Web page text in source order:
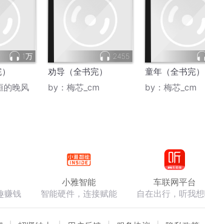
1万
的晚风
2455
劝导（全书完）
by： 梅芯_cm
童年（全书完）
by： 梅芯_cm
赚钱
小雅智能
智能硬件，连接赋能
车联网平台
自在出行，听我